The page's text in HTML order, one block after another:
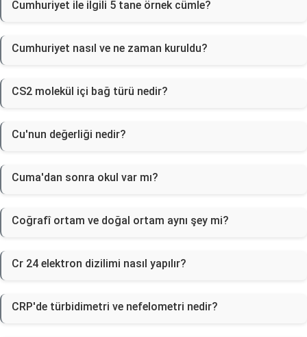
Cumhuriyet ile ilgili 5 tane örnek cümle?
Cumhuriyet nasıl ve ne zaman kuruldu?
CS2 molekül içi bağ türü nedir?
Cu'nun değerliği nedir?
Cuma'dan sonra okul var mı?
Coğrafî ortam ve doğal ortam aynı şey mi?
Cr 24 elektron dizilimi nasıl yapılır?
CRP'de türbidimetri ve nefelometri nedir?